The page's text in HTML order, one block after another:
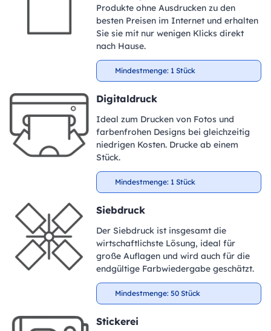
Produkte ohne Ausdrucken zu den
besten Preisen im Internet und erhalten
Sie sie mit nur wenigen Klicks direkt
nach Hause.
Mindestmenge: 1 Stück
Digitaldruck
Ideal zum Drucken von Fotos und
farbenfrohen Designs bei gleichzeitig
niedrigen Kosten. Drucke ab einem
Stück.
Mindestmenge: 1 Stück
Siebdruck
Der Siebdruck ist insgesamt die
wirtschaftlichste Lösung, ideal für
große Auflagen und wird auch für die
endgültige Farbwiedergabe geschätzt.
Mindestmenge: 50 Stück
Stickerei